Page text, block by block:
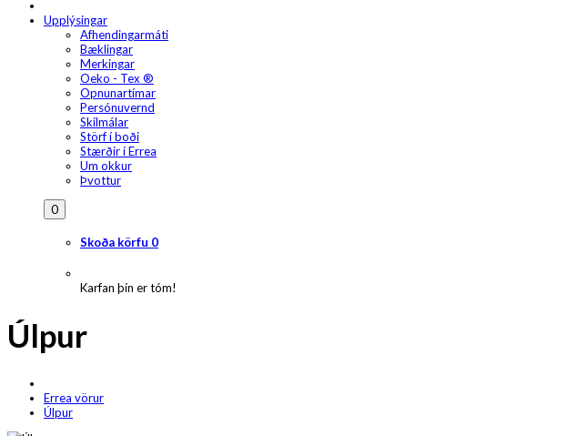
Upplýsingar
Afhendingarmáti
Bæklingar
Merkingar
Oeko - Tex ®
Opnunartímar
Persónuvernd
Skilmálar
Störf í boði
Stærðir í Errea
Um okkur
Þvottur
0
Skoða körfu 0
Karfan þín er tóm!
Úlpur
Errea vörur
Úlpur